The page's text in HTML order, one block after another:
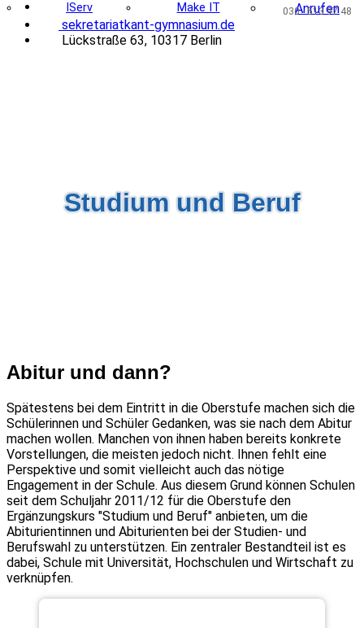
IServ Make IT Anrufen
030 - 513 97 48
sekretariat@
kant-gymnasium.de
Lückstraße 63, 10317 Berlin
Studium und Beruf
Abitur und dann?
Spätestens bei dem Eintritt in die Oberstufe machen sich die
Schülerinnen und Schüler Gedanken, was sie nach dem Abitur
machen wollen. Manchen von ihnen haben bereits konkrete
Vorstellungen, die meisten jedoch nicht. Ihnen fehlt eine
Perspektive und somit vielleicht auch das nötige
Engagement in der Schule. Aus diesem Grund können Schulen
seit dem Schuljahr 2011/12 für die Oberstufe den
Ergänzungskurs "Studium und Beruf" anbieten, um die
Abiturientinnen und Abiturienten bei der Studien- und
Berufswahl zu unterstützen. Ein zentraler Bestandteil ist es
dabei, Schule mit Universität, Hochschulen und Wirtschaft zu
verknüpfen.